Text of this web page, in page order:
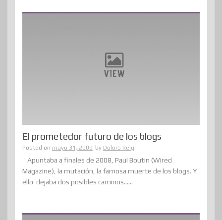
El prometedor futuro de los blogs
Posted on mayo 31, 2009 by Dolors Reig
Apuntaba a finales de 2008, Paul Boutin (Wired
Magazine), la mutación, la famosa muerte de los blogs. Y
ello dejaba dos posibles caminos......